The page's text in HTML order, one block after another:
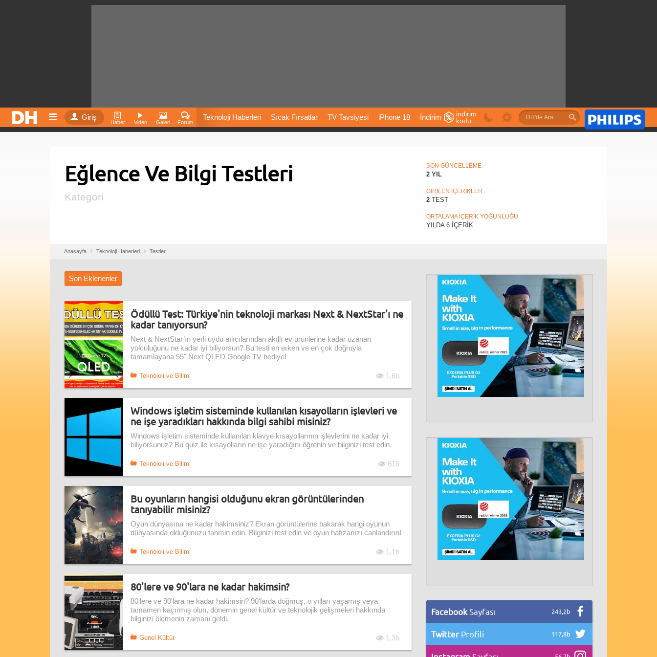
Giriş
Haber Video Galeri Forum
Teknoloji Haberleri Sıcak Fırsatlar TV Tavsiyesi iPhone 18 İndirim
Fiyatları Vizyondaki Filmler Önerileri
indirim
kodu
Eğlence Ve Bilgi Testleri
Kategori
SON GÜNCELLEME
2 YIL
GİRİLEN İÇERİKLER
2 TEST
ORTALAMA İÇERİK YOĞUNLUĞU
YILDA 6 İÇERİK
Anasayfa Teknoloji Haberleri Testler
Son Eklenenler
Ödüllü Test: Türkiye'nin teknoloji markası Next & NextStar'ı ne
kadar tanıyorsun?
Next & NextStar’ın yerli uydu aılıcılarından akıllı ev ürünlerine kadar uzanan
yolculuğunu ne kadar iyi biliyorsun? Bu testi en erken ve en çok doğruyla
tamamlayana 55" Next QLED Google TV hediye!
Teknoloji ve Bilim 1,6b
Windows işletim sisteminde kullanılan kısayolların işlevleri ve
ne işe yaradıkları hakkında bilgi sahibi misiniz?
Windows işletim sisteminde kullanılan klavye kısayollarının işlevlerini ne kadar iyi
biliyorsunuz? Bu quiz ile kısayolların ne işe yaradığını öğrenin ve bilginizi test edin.
Teknoloji ve Bilim 616
Bu oyunların hangisi olduğunu ekran görüntülerinden
tanıyabilir misiniz?
Oyun dünyasına ne kadar hakimsiniz? Ekran görüntülerine bakarak hangi oyunun
dünyasında olduğunuzu tahmin edin. Bilginizi test edin ve oyun hafızanızı canlandırın!
Teknoloji ve Bilim 1,1b
80'lere ve 90'lara ne kadar hakimsin?
80'lere ve 90'lara ne kadar hakimsin? 90'larda doğmuş, o yılları yaşamış veya
tamamen kaçırmış olun, dönemin genel kültür ve teknolojik gelişmeleri hakkında
bilginizi ölçmenin zamanı geldi.
Genel Kültür 1,3b
Facebook Sayfası 243,2b
Twitter Profili 117,8b